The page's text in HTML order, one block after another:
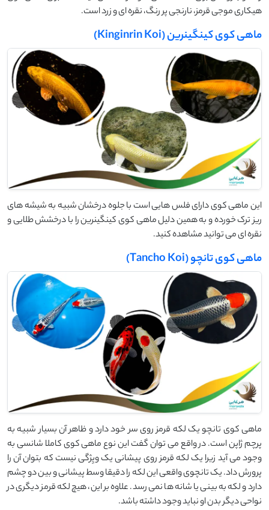
هیکاری موجی قرمز، نارنجی پر رنگ، نقره ای و زرد است.
ماهی کوی کینگینرین (Kinginrin Koi)
این ماهی کوی دارای فلس هایی است با جلوه درخشان شبیه به شیشه های
ریز ترک خورده و به همین دلیل ماهی کوی کینگینرین را با درخشش طلایی و
نقره ای می توانید مشاهده کنید.
ماهی کوی تانچو (Tancho Koi)
ماهی کوی تانچو یک لکه قرمز روی سر خود دارد و ظاهر آن بسیار شبیه به
پرچم ژاپن است. در واقع می توان گفت این نوع ماهی کوی کاملا شانسی به
وجود می آید زیرا یک لکه قرمز روی پیشانی یک ویِژگی نیست که بتوان آن را
پرورش داد. یک تانچوی واقعی این لکه را دقیقا وسط پیشانی و بین دو چشم
دارد و لکه به بینی یا شانه ها نمی رسد. علاوه بر این، هیچ لکه قرمز دیگری در
نواحی دیگر بدن او نباید وجود داشته باشد.